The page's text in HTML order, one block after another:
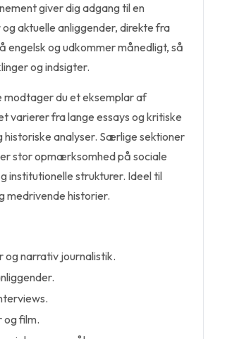
giver dig adgang til en
aktuelle anliggender, direkte fra
engelsk og udkommer månedligt, så
og indsigter.
modtager du et eksemplar af
varierer fra lange essays og kritiske
analyser. Særlige sektioner
stor opmærksomhed på sociale
institutionelle strukturer. Ideel til
medrivende historier.
narrativ journalistik.
film.